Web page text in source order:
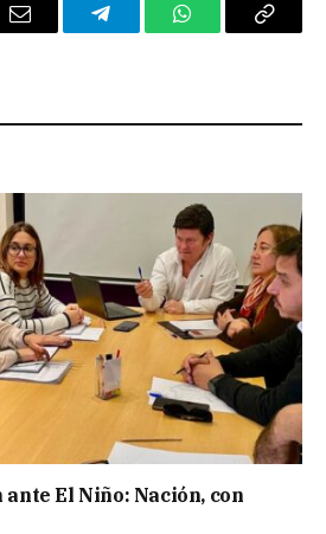
Email TelegramWhatsAppCopy
El Niño: Nación, con